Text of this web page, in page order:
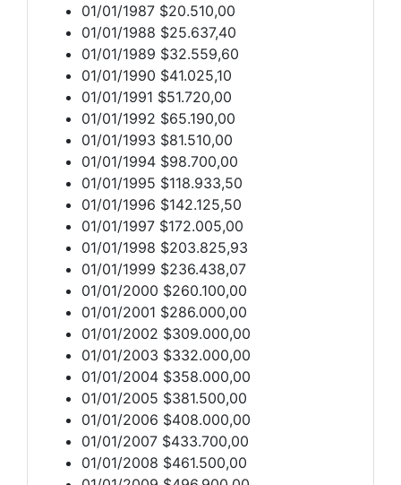
01/01/1987 $20.510,00
01/01/1988 $25.637,40
01/01/1989 $32.559,60
01/01/1990 $41.025,10
01/01/1991 $51.720,00
01/01/1992 $65.190,00
01/01/1993 $81.510,00
01/01/1994 $98.700,00
01/01/1995 $118.933,50
01/01/1996 $142.125,50
01/01/1997 $172.005,00
01/01/1998 $203.825,93
01/01/1999 $236.438,07
01/01/2000 $260.100,00
01/01/2001 $286.000,00
01/01/2002 $309.000,00
01/01/2003 $332.000,00
01/01/2004 $358.000,00
01/01/2005 $381.500,00
01/01/2006 $408.000,00
01/01/2007 $433.700,00
01/01/2008 $461.500,00